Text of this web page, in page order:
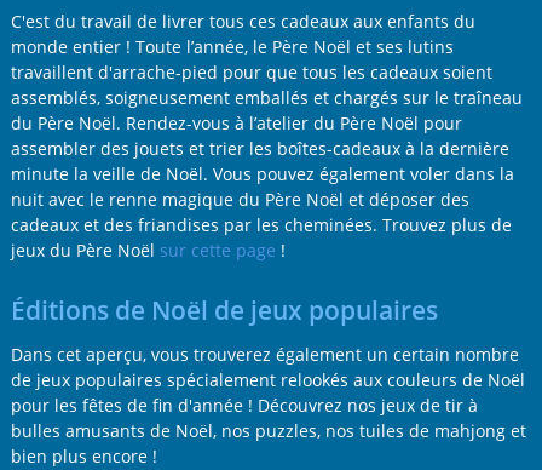
C'est du travail de livrer tous ces cadeaux aux enfants du
monde entier ! Toute l’année, le Père Noël et ses lutins
travaillent d'arrache-pied pour que tous les cadeaux soient
assemblés, soigneusement emballés et chargés sur le traîneau
du Père Noël. Rendez-vous à l’atelier du Père Noël pour
assembler des jouets et trier les boîtes-cadeaux à la dernière
minute la veille de Noël. Vous pouvez également voler dans la
nuit avec le renne magique du Père Noël et déposer des
cadeaux et des friandises par les cheminées. Trouvez plus de
jeux du Père Noël sur cette page !
Éditions de Noël de jeux populaires
Dans cet aperçu, vous trouverez également un certain nombre
de jeux populaires spécialement relookés aux couleurs de Noël
pour les fêtes de fin d'année ! Découvrez nos jeux de tir à
bulles amusants de Noël, nos puzzles, nos tuiles de mahjong et
bien plus encore !